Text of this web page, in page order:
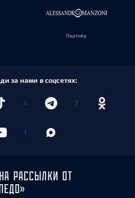
Партнёр
за нами в соцсетях:
РАССЫЛКИ ОТ